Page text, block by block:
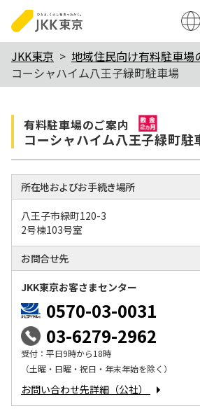
のページの本文へ移
JKK東京
地域住民向け有料駐車場
コーシャハイム八王子緑町駐車場
有料駐⾞場のご案内 敷金2か月
コーシャハイム八王子緑町駐
所在地およびお手続き場所
八王子市緑町120-3
2号棟103号室
お問合せ先
JKK東京お客さまセンター
0570-03-0031
03-6279-2962
受付：平日9時から18時
（土曜・日曜・祝日・年末年始を除く）
お問い合わせ先詳細（公社）